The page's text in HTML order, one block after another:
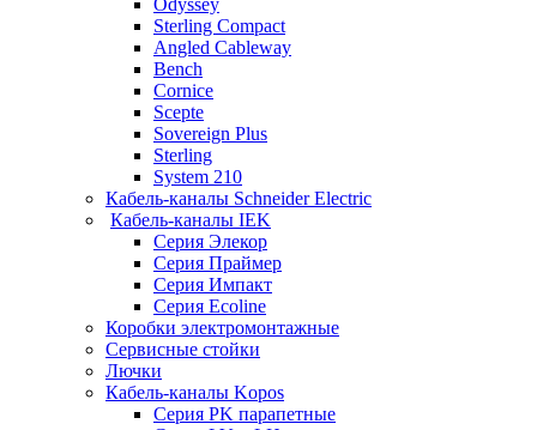
Sterling Compact
Angled Cableway
Bench
Cornice
Scepte
Sovereign Plus
Sterling
System 210
Кабель-каналы Schneider Electric
Кабель-каналы IEK
Серия Элекор
Серия Праймер
Серия Импакт
Серия Ecoline
Коробки электромонтажные
Сервисные стойки
Лючки
Кабель-каналы Kopos
Серия PK парапетные